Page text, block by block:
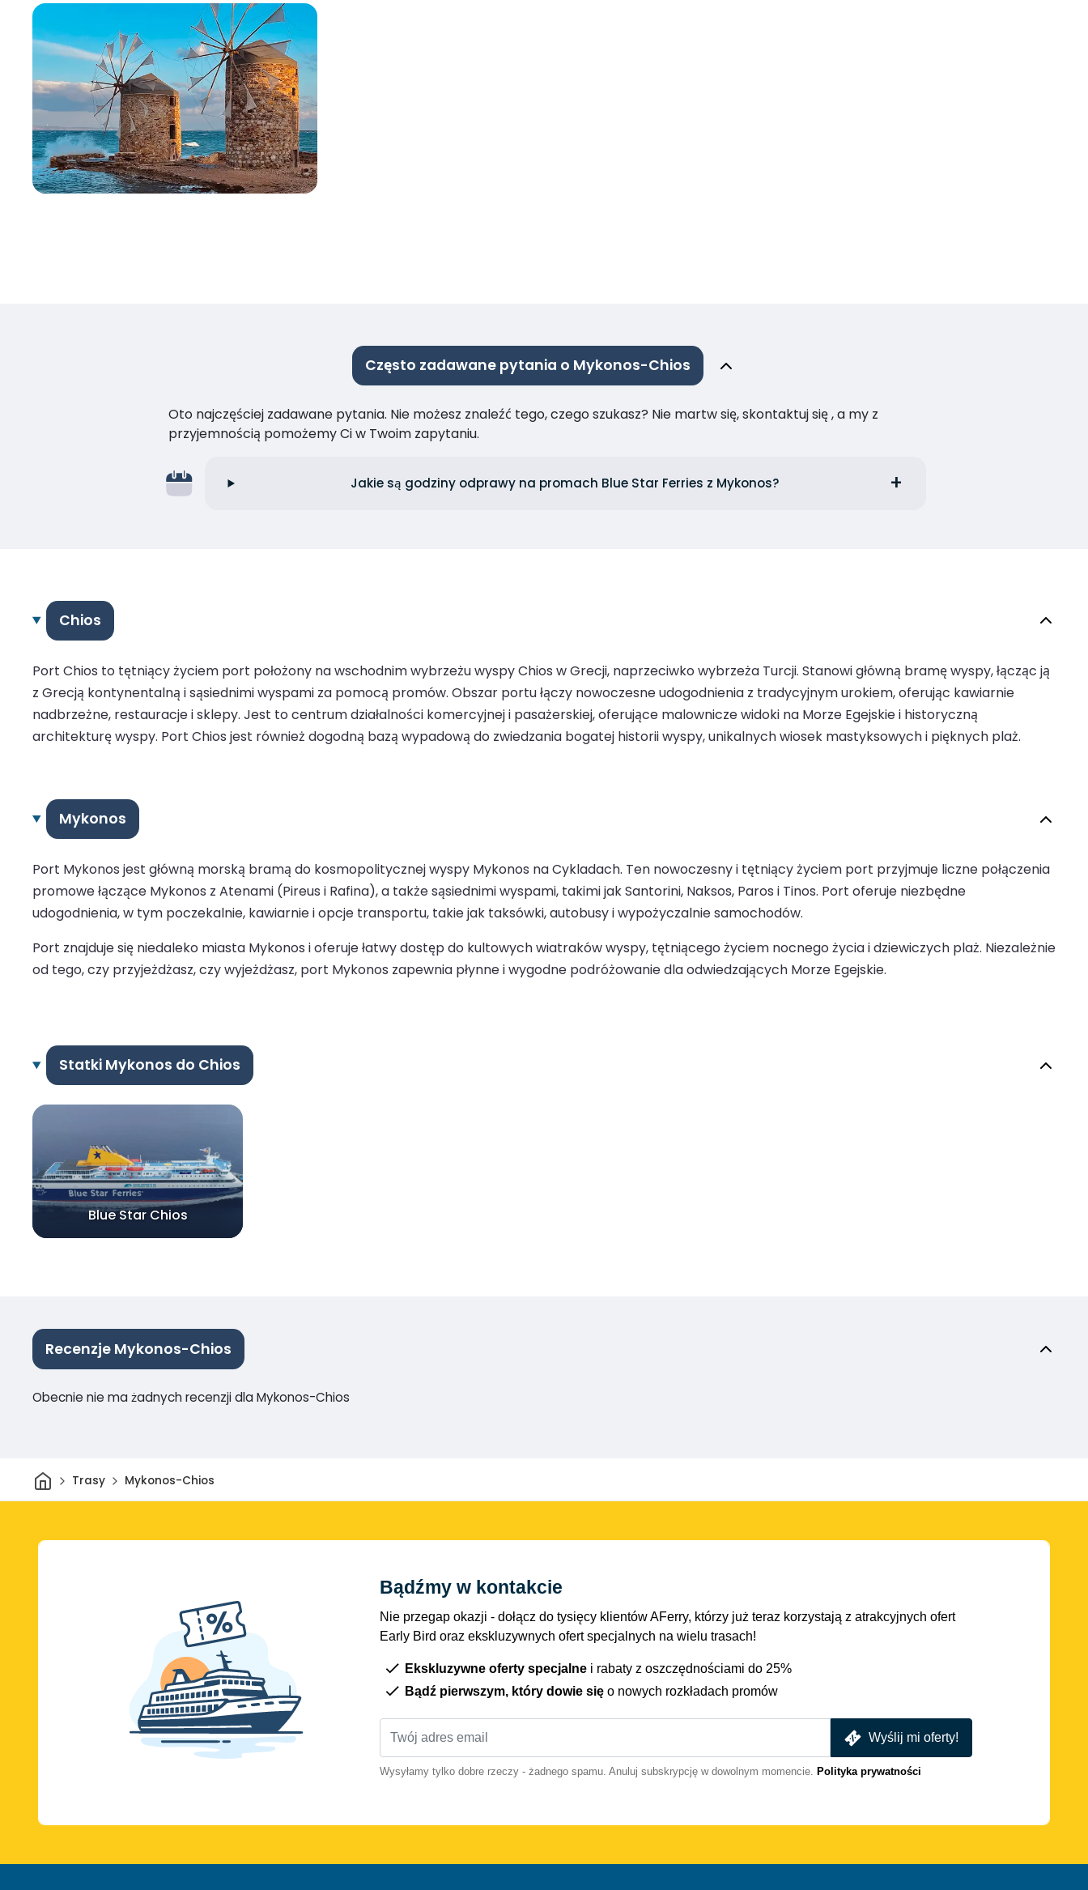
Często zadawane pytania o Mykonos-Chios
Oto najczęściej zadawane pytania. Nie możesz znaleźć tego, czego szukasz? Nie martw się, skontaktuj się , a my z
przyjemnością pomożemy Ci w Twoim zapytaniu.
Jakie są godziny odprawy na promach Blue Star Ferries z Mykonos?
Chios
Port Chios to tętniący życiem port położony na wschodnim wybrzeżu wyspy Chios w Grecji, naprzeciwko wybrzeża Turcji. Stanowi główną bramę wyspy, łącząc ją
z Grecją kontynentalną i sąsiednimi wyspami za pomocą promów. Obszar portu łączy nowoczesne udogodnienia z tradycyjnym urokiem, oferując kawiarnie
nadbrzeżne, restauracje i sklepy. Jest to centrum działalności komercyjnej i pasażerskiej, oferujące malownicze widoki na Morze Egejskie i historyczną
architekturę wyspy. Port Chios jest również dogodną bazą wypadową do zwiedzania bogatej historii wyspy, unikalnych wiosek mastyksowych i pięknych plaż.
Mykonos
Port Mykonos jest główną morską bramą do kosmopolitycznej wyspy Mykonos na Cykladach. Ten nowoczesny i tętniący życiem port przyjmuje liczne połączenia
promowe łączące Mykonos z Atenami (Pireus i Rafina), a także sąsiednimi wyspami, takimi jak Santorini, Naksos, Paros i Tinos. Port oferuje niezbędne
udogodnienia, w tym poczekalnie, kawiarnie i opcje transportu, takie jak taksówki, autobusy i wypożyczalnie samochodów.
Port znajduje się niedaleko miasta Mykonos i oferuje łatwy dostęp do kultowych wiatraków wyspy, tętniącego życiem nocnego życia i dziewiczych plaż. Niezależnie
od tego, czy przyjeżdżasz, czy wyjeżdżasz, port Mykonos zapewnia płynne i wygodne podróżowanie dla odwiedzających Morze Egejskie.
Statki Mykonos do Chios
Blue Star Chios
Recenzje Mykonos-Chios
Obecnie nie ma żadnych recenzji dla Mykonos-Chios
DomTrasy Mykonos-Chios
Bądźmy w kontakcie
Nie przegap okazji - dołącz do tysięcy klientów AFerry, którzy już teraz korzystają z atrakcyjnych ofert
Early Bird oraz ekskluzywnych ofert specjalnych na wielu trasach!
Ekskluzywne oferty specjalne i rabaty z oszczędnościami do 25%
Bądź pierwszym, który dowie się o nowych rozkładach promów
Wyślij mi oferty!
Wysyłamy tylko dobre rzeczy - żadnego spamu. Anuluj subskrypcję w dowolnym momencie. Polityka prywatności